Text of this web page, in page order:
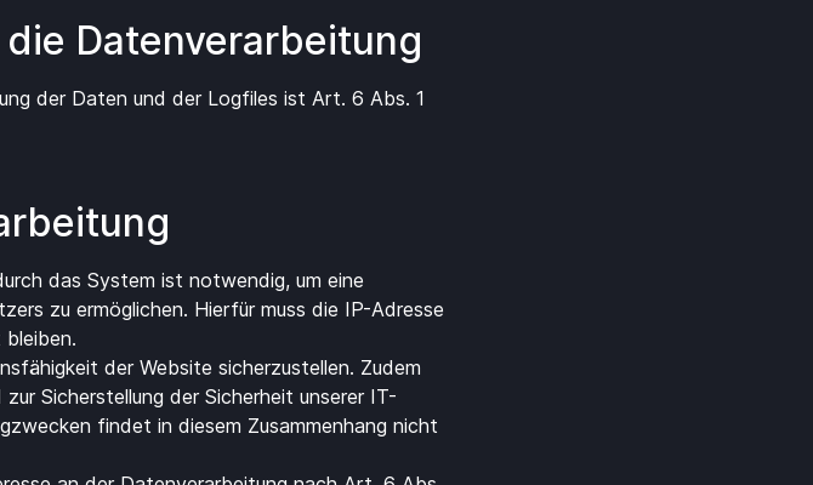
Datenverarbeitung
der Daten und der Logfiles ist Art. 6 Abs. 1
das System ist notwendig, um eine
zu ermöglichen. Hierfür muss die IP-Adresse
der Website sicherzustellen. Zudem
Sicherstellung der Sicherheit unserer IT-
findet in diesem Zusammenhang nicht